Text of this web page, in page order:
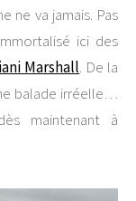
ne va jamais. Pas
ici des
Marshall. De la
balade irréelle…
maintenant à